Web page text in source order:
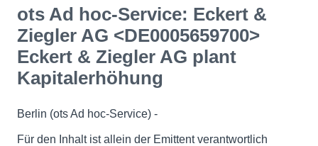
ots Ad hoc-Service: Eckert &
Ziegler AG <DE0005659700>
Eckert & Ziegler AG plant
Kapitalerhöhung
Berlin (ots Ad hoc-Service) -
Für den Inhalt ist allein der Emittent verantwortlich